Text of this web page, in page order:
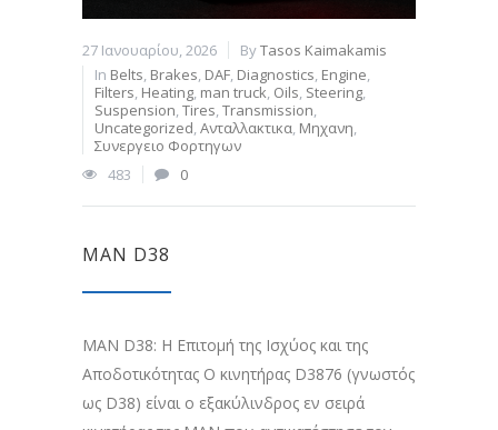
27 Ιανουαρίου, 2026 ByTasos Kaimakamis
In Belts, Brakes, DAF, Diagnostics, Engine,
Filters, Heating, man truck, Oils, Steering,
Suspension,Tires,Transmission,
Uncategorized,Ανταλλακτικα, Μηχανη,
Συνεργειο Φορτηγων
483
0
MAN D38
MAN D38: Η Επιτομή της Ισχύος και της
Αποδοτικότητας Ο κινητήρας D3876 (γνωστός
ως D38) είναι ο εξακύλινδρος εν σειρά